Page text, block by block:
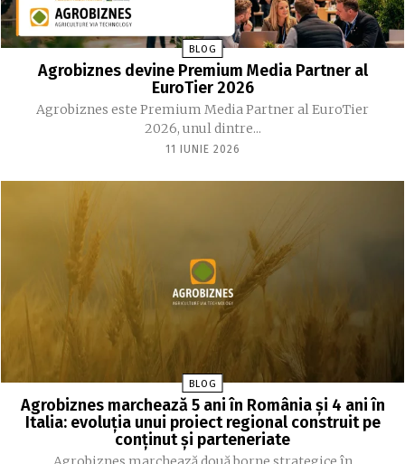
BLOG
Agrobiznes devine Premium Media Partner al
EuroTier 2026
Agrobiznes este Premium Media Partner al EuroTier
2026, unul dintre...
11 IUNIE 2026
BLOG
Agrobiznes marchează 5 ani în România și 4 ani în
Italia: evoluția unui proiect regional construit pe
conținut și parteneriate